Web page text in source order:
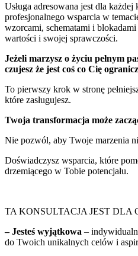
Usługa adresowana jest dla
profesjonalnego wsparcia w
wzorcami, schematami i
wartości i swojej sprawczości.
Jeżeli marzysz o życiu pełnym
czujesz że jest coś co Cię
To pierwszy krok w stronę
które zasługujesz.
Twoja transformacja może
Nie pozwól, aby Twoje marzenia
Doświadczysz wsparcia, które
drzemiącego w Tobie potencjału.
TA KONSULTACJA JEST DLA
– Jesteś wyjątkowa –
do Twoich unikalnych celów i